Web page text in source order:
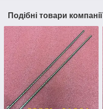
Подібні товари компанії